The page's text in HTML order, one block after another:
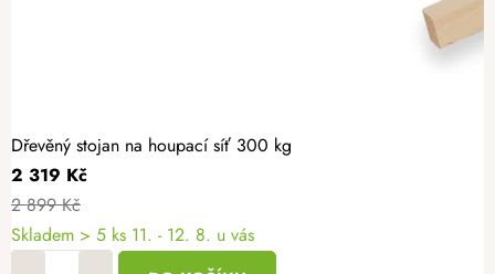
Dřevěný stojan na houpací síť 300 kg
2 319 Kč
2 899 Kč
Skladem > 5 ks 11. - 12. 8. u vás